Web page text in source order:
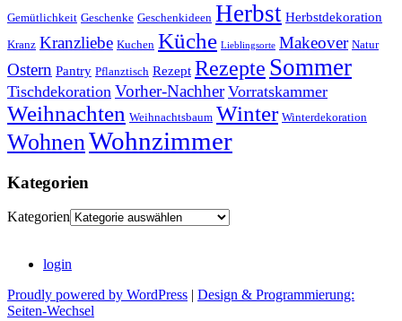
Gemütlichkeit Geschenke Geschenkideen Herbst Herbstdekoration
Kranz Kranzliebe Kuchen Küche Lieblingsorte Makeover Natur
Ostern Pantry Pflanztisch Rezept Rezepte Sommer
Tischdekoration Vorher-Nachher Vorratskammer
Weihnachten Weihnachtsbaum Winter Winterdekoration
WohnenWohnzimmer
Kategorien
Kategorien
login
Proudly powered by WordPress
Design & Programmierung:
Seiten-Wechsel